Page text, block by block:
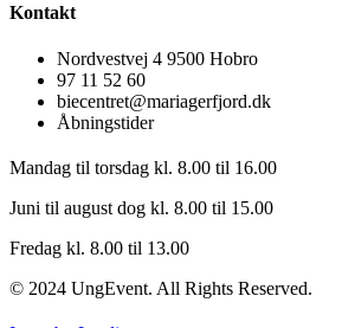
Kontakt
Nordvestvej 4 9500 Hobro
97 11 52 60
biecentret@mariagerfjord.dk
Åbningstider
Mandag til torsdag kl. 8.00 til 16.00
Juni til august dog kl. 8.00 til 15.00
Fredag kl. 8.00 til 13.00
© 2024 UngEvent. All Rights Reserved.